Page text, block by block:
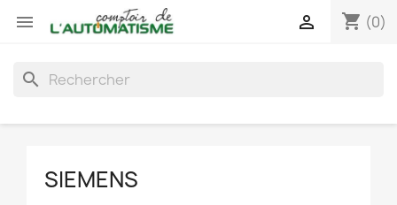
 shopping_cart (0)

search
SIEMENS